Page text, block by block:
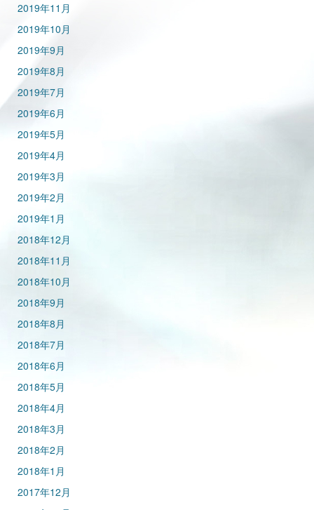
2019年11月
2019年10月
2019年9月
2019年8月
2019年7月
2019年6月
2019年5月
2019年4月
2019年3月
2019年2月
2019年1月
2018年12月
2018年11月
2018年10月
2018年9月
2018年8月
2018年7月
2018年6月
2018年5月
2018年4月
2018年3月
2018年2月
2018年1月
2017年12月